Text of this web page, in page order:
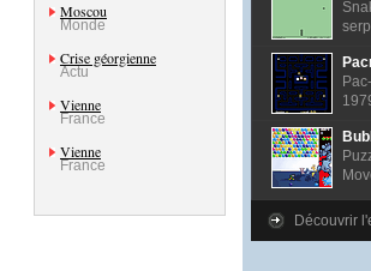
Moscou
Monde
Crise géorgienne
Actu
Vienne
France
Vienne
France
Découvrir